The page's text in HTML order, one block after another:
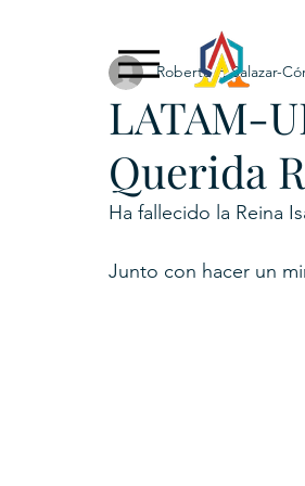
Exclusive Content ADNPL
LATAM-
Querida
Roberto F. Salazar-
Ha fallecido la Reina
Junto con hacer un